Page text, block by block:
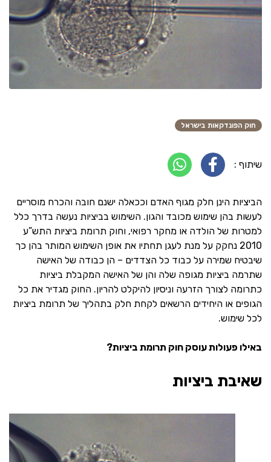
חוק הפונדקאות בישראל
שיתוף :
הביציות הינן חלק מגוף האדם וככאלה ישנם חובה והכרח מוסריים
לעשות בהן שימוש מכובד והגון. השימוש בביציות נעשה בדרך כלל
למטרות של הולדה או מחקר רפואי, וחוק תרומת ביציות התש”ע
2010 נחקק על מנת לעגן תחתיו את אופן השימוש המותר בהן כך
שיבטיח שמירה על כבוד כל הצדדים – הן כבודה של האישה
שתרמה ביציות מגופה שלה והן של האישה המקבלת ביציות
כתרומה לצורך הזרעה וניסיון להיקלט להריון. החוק מגדיר את כל
הגופים או היחידים הרשאים לקחת חלק בתהליך של תרומת ביציות
לכל שימוש.
באילו פעולות עוסק חוק תרומת ביציות?
שאיבת ביציות